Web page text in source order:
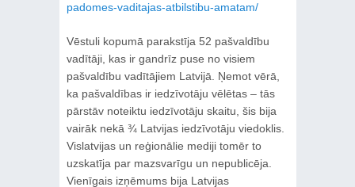
padomes-vaditajas-atbilstibu-amatam/
Vēstuli kopumā parakstīja 52 pašvaldību
vadītāji, kas ir gandrīz puse no visiem
pašvaldību vadītājiem Latvijā. Ņemot vērā,
ka pašvaldības ir iedzīvotāju vēlētas – tās
pārstāv noteiktu iedzīvotāju skaitu, šis bija
vairāk nekā ¾ Latvijas iedzīvotāju viedoklis.
Vislatvijas un reģionālie mediji tomēr to
uzskatīja par mazsvarīgu un nepublicēja.
Vienīgais izņēmums bija Latvijas